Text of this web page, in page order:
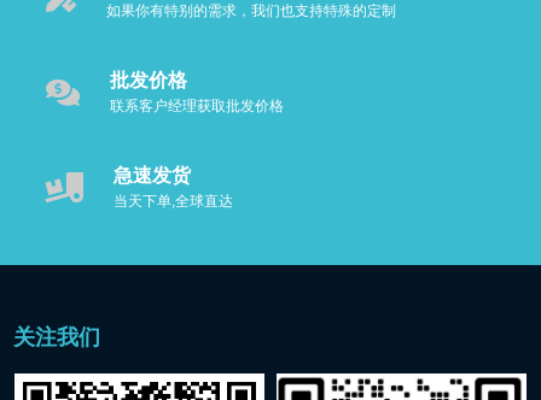
如果你有特别的需求，我们也支持特殊的定制
批发价格
联系客户经理获取批发价格
急速发货
当天下单,全球直达
关注我们